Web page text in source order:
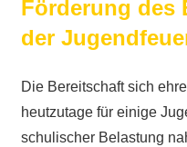
Förderung des
der
Die Bereitschaft sich
heutzutage für einige
schulischer Belastung